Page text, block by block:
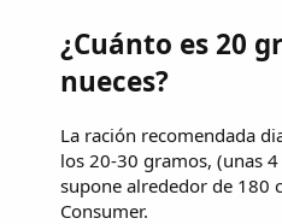
¿Cuánto es 20
nueces?
La ración recomendada
los 20-30 gramos, (unas
supone alrededor de 180
Consumer.